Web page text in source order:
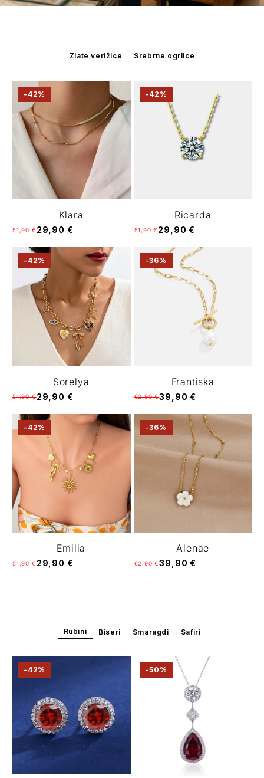
Zlate verižice Srebrne ogrlice
-42%
Klara
51,90 €29,90 €
-42%
Ricarda
51,90 €29,90 €
-42%
Sorelya
51,90 €29,90 €
-36%
Frantiska
62,90 €39,90 €
-42%
Emilia
51,90 €29,90 €
-36%
Alenae
62,90 €39,90 €
Rubini Biseri Smaragdi Safiri
-42% -50%